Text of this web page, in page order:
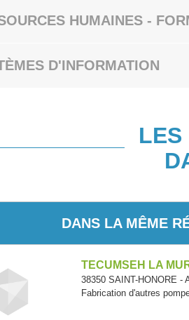
HUMAINES -
D'INFORMATION
LES
DANS LA MÊME
TECUMSEH LA
38350 SAINT-HONORE -
Fabrication d'autres